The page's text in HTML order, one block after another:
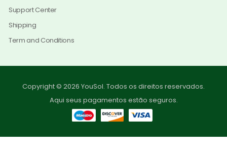
Support Center
Shipping
Term and Conditions
Copyright © 2026 YouSol. Todos os direitos reservados.
Aqui seus pagamentos estão seguros.